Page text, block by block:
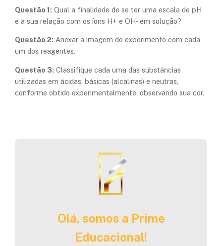
Questão 1: Qual a finalidade de se ter uma escala de pH
e a sua relação com os íons H+ e OH- em solução?
Questão 2: Anexar a imagem do experimento com cada
um dos reagentes.
Questão 3: Classifique cada uma das substâncias
utilizadas em ácidas, básicas (alcalinas) e neutras,
conforme obtido experimentalmente, observando sua cor.
Olá, somos a Prime
Educacional!